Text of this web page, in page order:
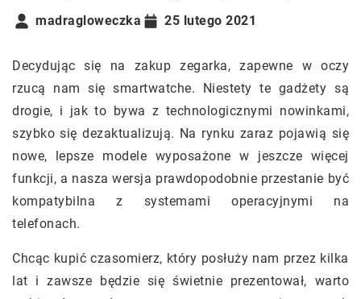
madragloweczka
25 lutego 2021
Decydując się na zakup zegarka, zapewne w oczy
rzucą nam się smartwatche. Niestety te gadżety są
drogie, i jak to bywa z technologicznymi nowinkami,
szybko się dezaktualizują. Na rynku zaraz pojawią się
nowe, lepsze modele wyposażone w jeszcze więcej
funkcji, a nasza wersja prawdopodobnie przestanie być
kompatybilna z systemami operacyjnymi na
telefonach.
Chcąc kupić czasomierz, który posłuży nam przez kilka
lat i zawsze będzie się świetnie prezentował, warto